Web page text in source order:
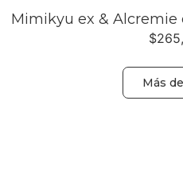
Mimikyu ex &
$
Más